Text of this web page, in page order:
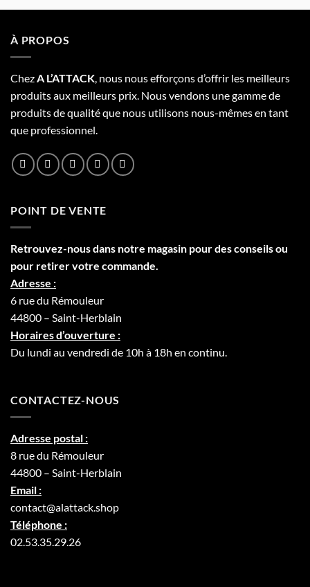
À PROPOS
ChezA L’ATTACK, nous nous efforçons d’offrir les meilleurs
produits aux meilleurs prix. Nous vendons une gamme de
produits de qualité que nous utilisons nous-mêmes en tant
que professionnel.
POINT DE VENTE
Retrouvez-nous dans notre magasin pour des conseils ou
pour retirer votre commande.
Adresse :
6 rue du Rémouleur
44800 – Saint-Herblain
Horaires d’ouverture :
Du lundi au vendredi de 10h à 18h en continu.
CONTACTEZ-NOUS
Adresse postal :
8 rue du Rémouleur
44800 – Saint-Herblain
Email :
contact@alattack.shop
Téléphone :
02.53.35.29.26